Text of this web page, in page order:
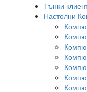
Тънки
Настолни